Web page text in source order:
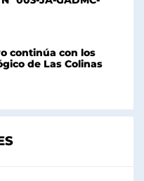
continúa con los
de Las Colinas